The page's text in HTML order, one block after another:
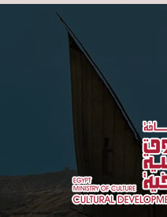
Skip to main content